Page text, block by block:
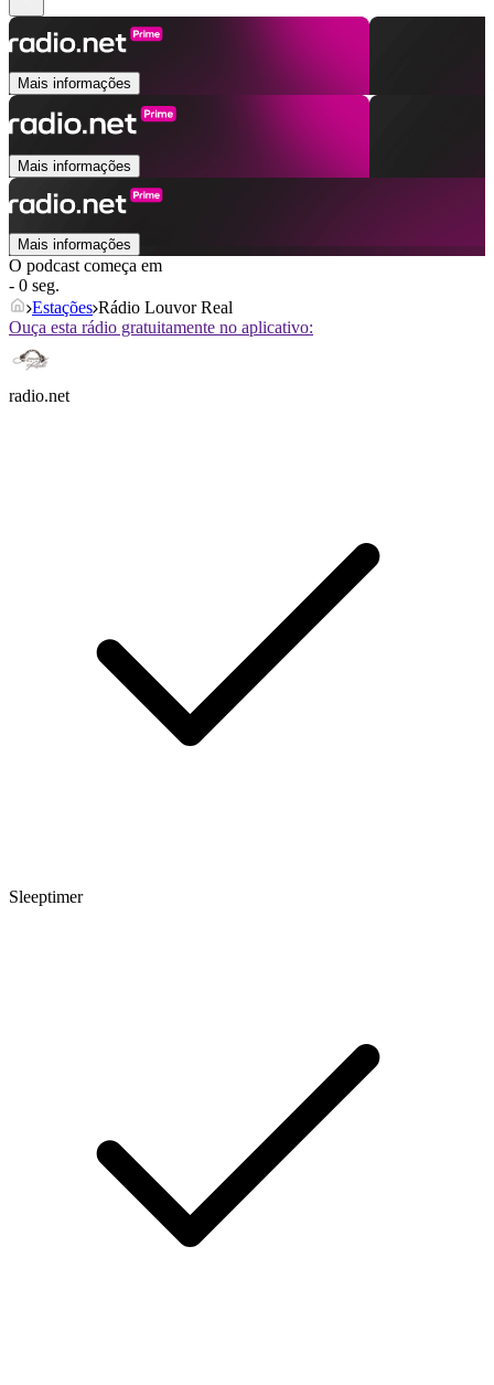
Mais informações
Mais informações
Mais informações
O podcast começa em
- 0 seg.
Estações Rádio Louvor Real
Ouça esta rádio gratuitamente no aplicativo:
radio.net
Sleeptimer